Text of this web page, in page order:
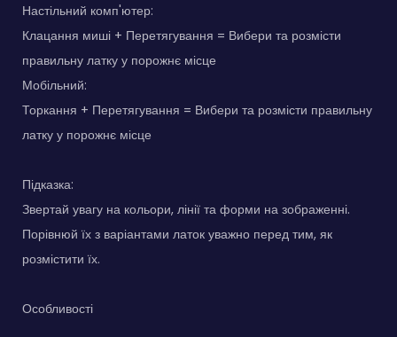
Настільний комп'ютер:
Клацання миші + Перетягування = Вибери та розмісти
правильну латку у порожнє місце
Мобільний:
Торкання + Перетягування = Вибери та розмісти правильну
латку у порожнє місце
Підказка:
Звертай увагу на кольори, лінії та форми на зображенні.
Порівнюй їх з варіантами латок уважно перед тим, як
розмістити їх.
Особливості